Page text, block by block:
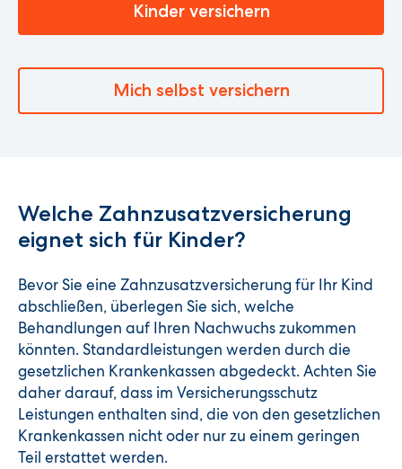
Kinder versichern
Mich selbst versichern
Welche Zahnzusatzversicherung
eignet sich für Kinder?
Bevor Sie eine Zahnzusatzversicherung für Ihr Kind
abschließen, überlegen Sie sich, welche
Behandlungen auf Ihren Nachwuchs zukommen
könnten. Standardleistungen werden durch die
gesetzlichen Krankenkassen abgedeckt. Achten Sie
daher darauf, dass im Versicherungsschutz
Leistungen enthalten sind, die von den gesetzlichen
Krankenkassen nicht oder nur zu einem geringen
Teil erstattet werden.